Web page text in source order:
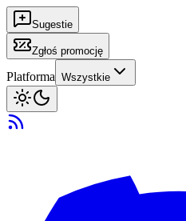
Sugestie
Zgłoś promocję
Platforma Wszystkie